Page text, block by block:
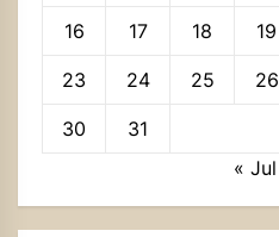
16 17 18 19
23 24 25 26
30
31
« Jul